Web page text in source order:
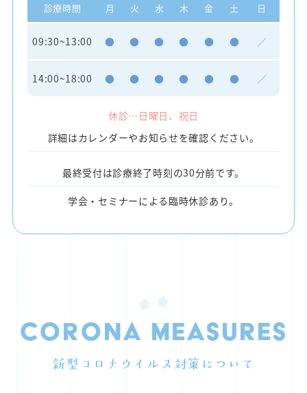
診療時間 月 火 水 木 金 土 日
09:30~13:00 ● ● ● ● ● ● ／
14:00~18:00 ● ● ● ● ● ● ／
休診…日曜日、祝日
詳細はカレンダーやお知らせを確認ください。
最終受付は診療終了時刻の30分前です。
学会・セミナーによる臨時休診あり。
新型コロナウイルス対策について
Corona measures